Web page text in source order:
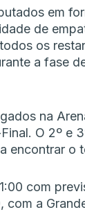
em
de
os
a fase
na
O 2º e
encontrar o
com
a